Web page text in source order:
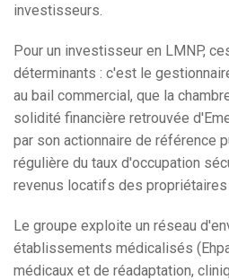
investisseurs.
Pour un investisseur en LMNP,
déterminants : c'est le
au bail commercial, que la
solidité financière retrouvée
par son actionnaire de référence
régulière du taux d'occupation
revenus locatifs des propriétaires
Le groupe exploite un réseau
établissements médicalisés
médicaux et de réadaptation,